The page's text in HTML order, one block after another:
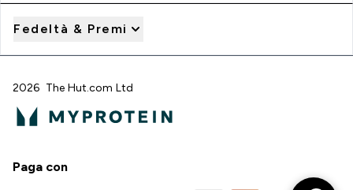
Fedeltà & Premi
2026 The Hut.com Ltd
Paga con